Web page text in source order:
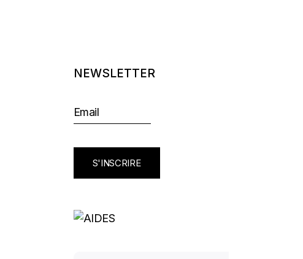
NEWSLETTER
S'INSCRIRE